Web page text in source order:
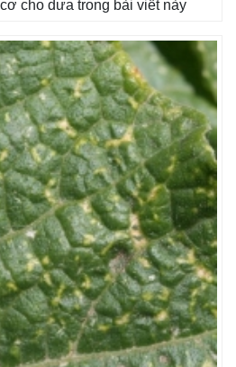
cho dưa trong bài viết này